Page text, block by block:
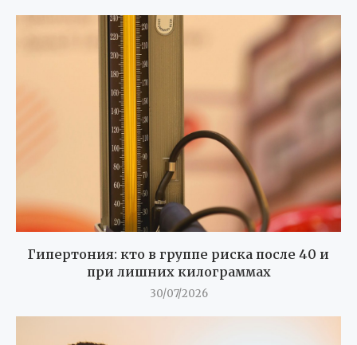
Гипертония: кто в группе риска после 40 и
при лишних килограммах
30/07/2026